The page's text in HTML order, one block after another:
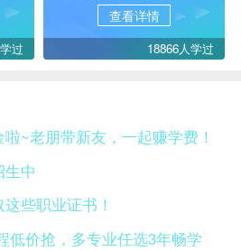
过
查看详情
18866人学过
~老朋带新友，一起赚学费！
中
些职业证书！
低价抢，多专业任选3年畅学